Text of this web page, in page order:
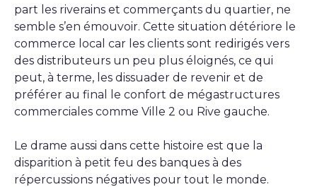
part les riverains et commerçants du quartier, ne
semble s’en émouvoir. Cette situation détériore le
commerce local car les clients sont redirigés vers
des distributeurs un peu plus éloignés, ce qui
peut, à terme, les dissuader de revenir et de
préférer au final le confort de mégastructures
commerciales comme Ville 2 ou Rive gauche.
Le drame aussi dans cette histoire est que la
disparition à petit feu des banques à des
répercussions négatives pour tout le monde.